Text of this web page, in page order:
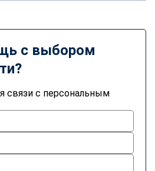
с выбором
связи с персональным